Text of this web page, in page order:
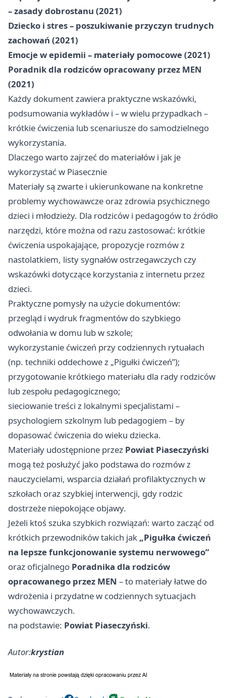
– zasady dobrostanu (2021)
Dziecko i stres – poszukiwanie przyczyn trudnych
zachowań (2021)
Emocje w epidemii – materiały pomocowe (2021)
Poradnik dla rodziców opracowany przez MEN
(2021)
Każdy dokument zawiera praktyczne wskazówki,
podsumowania wykładów i – w wielu przypadkach –
krótkie ćwiczenia lub scenariusze do samodzielnego
wykorzystania.
Dlaczego warto zajrzeć do materiałów i jak je
wykorzystać w Piasecznie
Materiały są zwarte i ukierunkowane na konkretne
problemy wychowawcze oraz zdrowia psychicznego
dzieci i młodzieży. Dla rodziców i pedagogów to źródło
narzędzi, które można od razu zastosować: krótkie
ćwiczenia uspokajające, propozycje rozmów z
nastolatkiem, listy sygnałów ostrzegawczych czy
wskazówki dotyczące korzystania z internetu przez
dzieci.
Praktyczne pomysły na użycie dokumentów:
przegląd i wydruk fragmentów do szybkiego
odwołania w domu lub w szkole;
wykorzystanie ćwiczeń przy codziennych rytuałach
(np. techniki oddechowe z „Pigułki ćwiczeń”);
przygotowanie krótkiego materiału dla rady rodziców
lub zespołu pedagogicznego;
sieciowanie treści z lokalnymi specjalistami –
psychologiem szkolnym lub pedagogiem – by
dopasować ćwiczenia do wieku dziecka.
Materiały udostępnione przez Powiat Piaseczyński
mogą też posłużyć jako podstawa do rozmów z
nauczycielami, wsparcia działań profilaktycznych w
szkołach oraz szybkiej interwencji, gdy rodzic
dostrzeże niepokojące objawy.
Jeżeli ktoś szuka szybkich rozwiązań: warto zacząć od
krótkich przewodników takich jak „Pigułka ćwiczeń
na lepsze funkcjonowanie systemu nerwowego”
oraz oficjalnego Poradnika dla rodziców
opracowanego przez MEN – to materiały łatwe do
wdrożenia i przydatne w codziennych sytuacjach
wychowawczych.
na podstawie: Powiat Piaseczyński.
Autor:krystian